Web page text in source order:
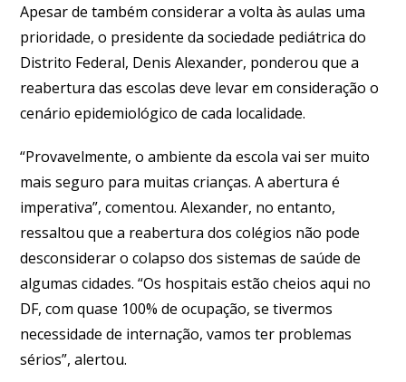
Apesar de também considerar a volta às aulas uma
prioridade, o presidente da sociedade pediátrica do
Distrito Federal, Denis Alexander, ponderou que a
reabertura das escolas deve levar em consideração o
cenário epidemiológico de cada localidade.
“Provavelmente, o ambiente da escola vai ser muito
mais seguro para muitas crianças. A abertura é
imperativa”, comentou. Alexander, no entanto,
ressaltou que a reabertura dos colégios não pode
desconsiderar o colapso dos sistemas de saúde de
algumas cidades. “Os hospitais estão cheios aqui no
DF, com quase 100% de ocupação, se tivermos
necessidade de internação, vamos ter problemas
sérios”, alertou.